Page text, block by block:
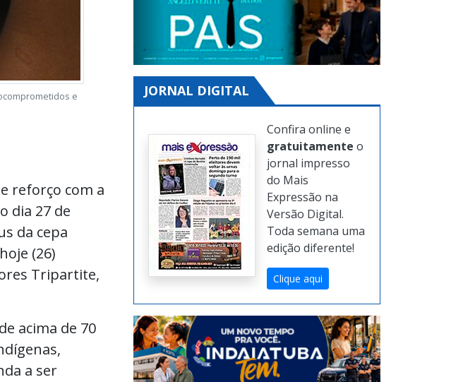
e
reforço com a
dia 27 de
da cepa
(26)
Tripartite,
acima de 70
a ser
JORNAL DIGITAL
Confira online e
gratuitamente o
jornal impresso
do Mais
Expressão na
Versão Digital.
Toda semana uma
edição diferente!
Clique aqui